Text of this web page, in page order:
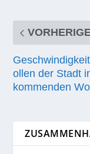
ollen der Stadt
kommenden